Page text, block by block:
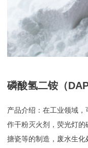
磷酸氢二铵（DAP
产品介绍：在工业领域
作干粉灭火剂，荧光灯的
搪瓷等的制造，废水生